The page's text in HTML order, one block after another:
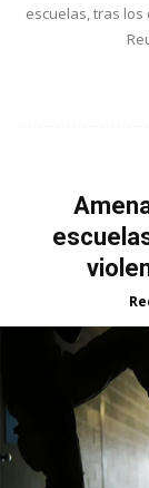
escuelas, tras